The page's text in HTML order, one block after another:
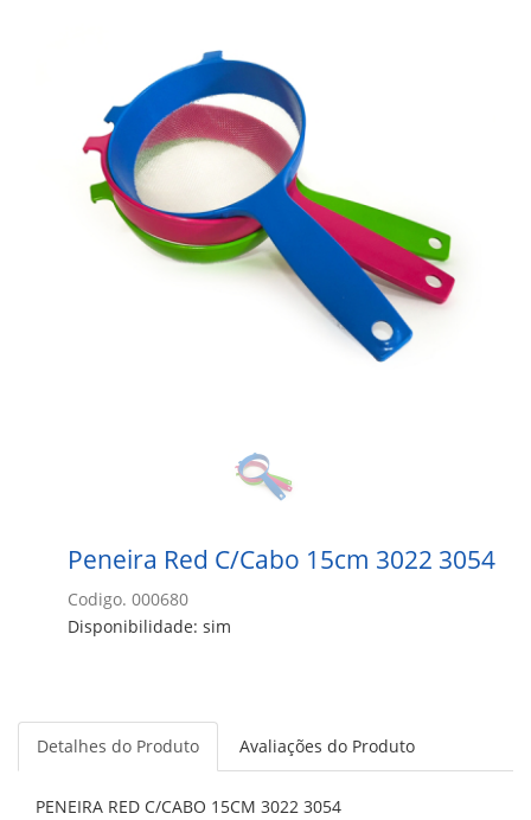
Peneira Red C/Cabo 15cm 3022 3054
Codigo. 000680
Disponibilidade: sim
Detalhes do Produto Avaliações do Produto
PENEIRA RED C/CABO 15CM 3022 3054